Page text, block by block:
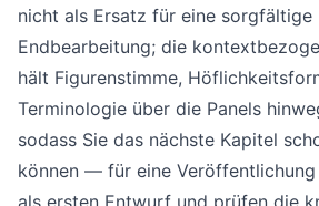
nicht als Ersatz für eine sorgfältige
Endbearbeitung; die
hält Figurenstimme,
Terminologie über die Panels
sodass Sie das nächste Kapitel
können — für eine Veröffentlichung
als ersten Entwurf und prüfen die